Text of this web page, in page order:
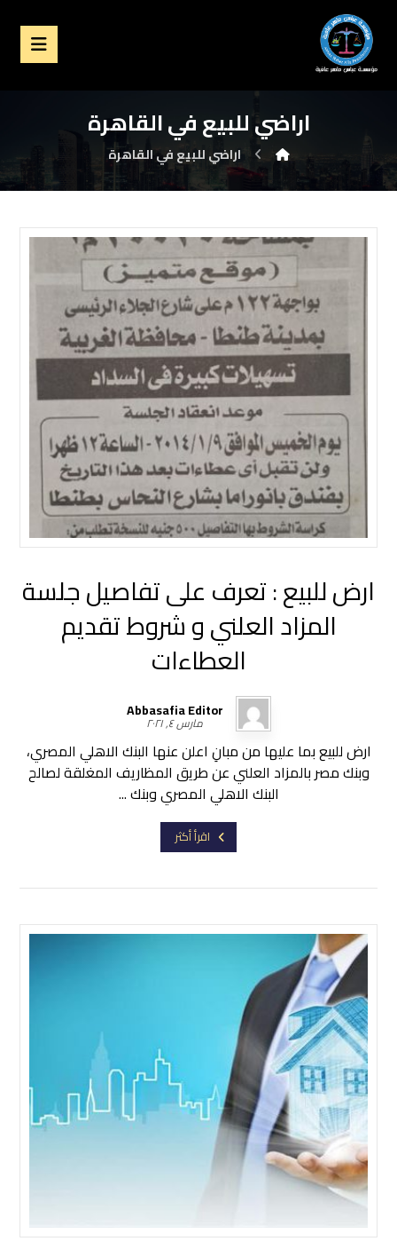
اراضي للبيع في القاهرة
اراضي للبيع في القاهرة
ارض للبيع : تعرف على تفاصيل جلسة
المزاد العلني و شروط تقديم
العطاءات
Abbasafia Editor
مارس ٤, ٢٠٢١
ارض للبيع بما عليها من مبانِ اعلن عنها البنك الاهلي المصري،
وبنك مصر بالمزاد العلني عن طريق المظاريف المغلقة لصالح
البنك الاهلي المصري وبنك ...
اقرأ أكثر